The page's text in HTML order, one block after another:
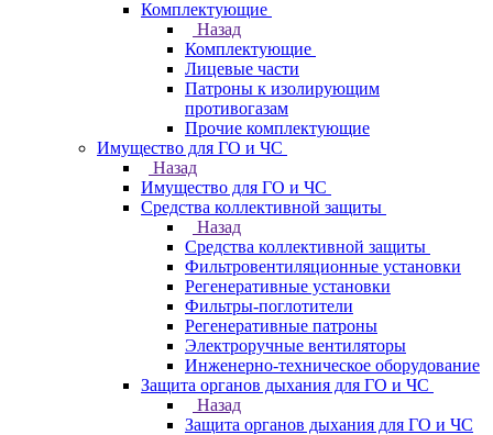
Комплектующие
Назад
Комплектующие
Лицевые части
Патроны к изолирующим
противогазам
Прочие комплектующие
Имущество для ГО и ЧС
Назад
Имущество для ГО и ЧС
Средства коллективной защиты
Назад
Средства коллективной защиты
Фильтровентиляционные установки
Регенеративные установки
Фильтры-поглотители
Регенеративные патроны
Электроручные вентиляторы
Инженерно-техническое оборудование
Защита органов дыхания для ГО и ЧС
Назад
Защита органов дыхания для ГО и ЧС